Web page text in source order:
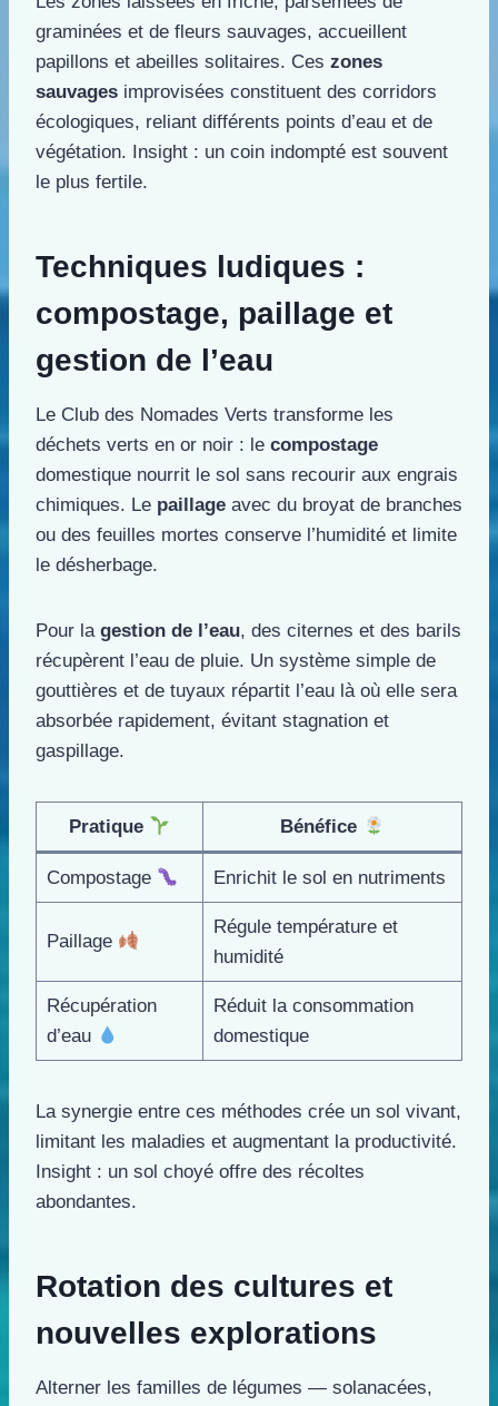
graminées et de fleurs sauvages, accueillent
papillons et abeilles solitaires. Ces zones
sauvages improvisées constituent des corridors
écologiques, reliant différents points d’eau et de
végétation. Insight : un coin indompté est souvent
le plus fertile.
Techniques ludiques :
compostage, paillage et
gestion de l’eau
Le Club des Nomades Verts transforme les
déchets verts en or noir : le compostage
domestique nourrit le sol sans recourir aux engrais
chimiques. Le paillage avec du broyat de branches
ou des feuilles mortes conserve l’humidité et limite
le désherbage.
Pour la gestion de l’eau, des citernes et des barils
récupèrent l’eau de pluie. Un système simple de
gouttières et de tuyaux répartit l’eau là où elle sera
absorbée rapidement, évitant stagnation et
gaspillage.
Pratique Bénéfice
Compostage Enrichit le sol en nutriments
Paillage
Régule température et
humidité
Récupération
d’eau
Réduit la consommation
domestique
La synergie entre ces méthodes crée un sol vivant,
limitant les maladies et augmentant la productivité.
Insight : un sol choyé offre des récoltes
abondantes.
Rotation des cultures et
nouvelles explorations
Alterner les familles de légumes — solanacées,